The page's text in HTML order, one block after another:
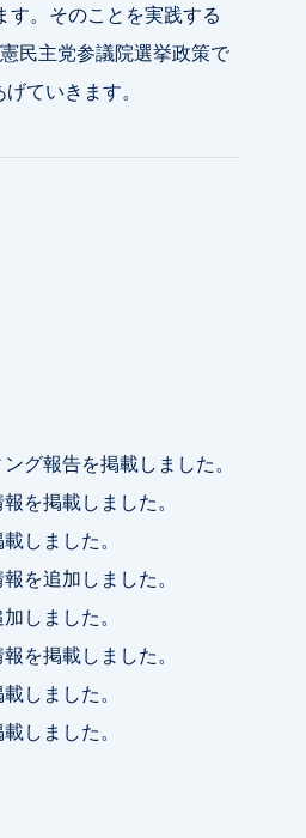
す。そのことを実践する
民主党参議院選挙政策で
ていきます。
グ報告を掲載しました。
を掲載しました。
しました。
を追加しました。
しました。
を掲載しました。
しました。
しました。